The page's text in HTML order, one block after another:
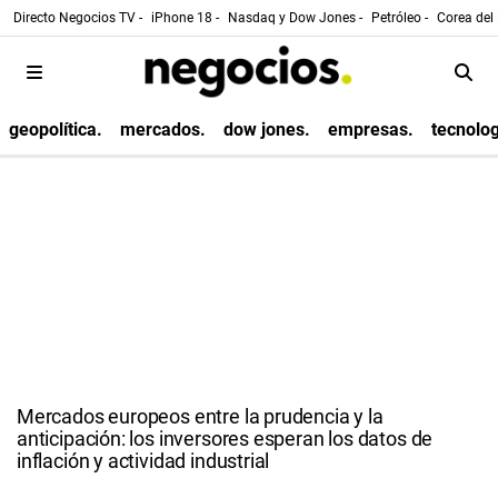
Directo Negocios TV - iPhone 18 - Nasdaq y Dow Jones - Petróleo - Corea
geopolítica. mercados. dow jones. empresas.
Mercados europeos entre la prudencia y la
anticipación: los inversores esperan los datos de
inflación y actividad industrial